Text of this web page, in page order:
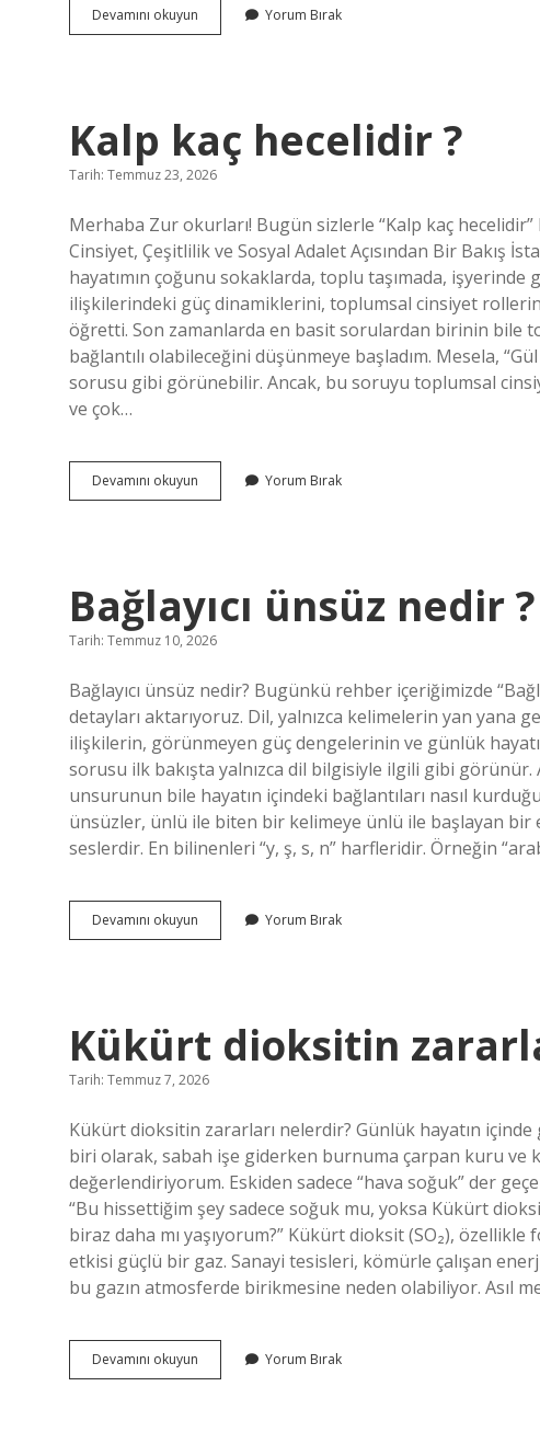
Devamını okuyun
soyu
Yorum Bırak
Kalp kaç hecelidir ?
Tarih: Temmuz 23, 2026
Merhaba Zur okurları! Bugün sizlerle “Kalp kaç
Cinsiyet, Çeşitlilik ve Sosyal Adalet Açısından Bir Bakış
hayatımın çoğunu sokaklarda, toplu taşımada,
ilişkilerindeki güç dinamiklerini, toplumsal cinsiyet
öğretti. Son zamanlarda en basit sorulardan birinin bile
bağlantılı olabileceğini düşünmeye başladım. Mesela,
sorusu gibi görünebilir. Ancak, bu soruyu toplumsal
ve çok…
Devamını okuyun
kaç
Yorum Bırak
Bağlayıcı ünsüz nedir ?
Tarih: Temmuz 10, 2026
Bağlayıcı ünsüz nedir? Bugünkü rehber içeriğimizde
detayları aktarıyoruz. Dil, yalnızca kelimelerin yan yana
ilişkilerin, görünmeyen güç dengelerinin ve günlük
sorusu ilk bakışta yalnızca dil bilgisiyle ilgili gibi görünür.
unsurunun bile hayatın içindeki bağlantıları nasıl
ünsüzler, ünlü ile biten bir kelimeye ünlü ile başlayan
seslerdir. En bilinenleri “y, ş, s, n” harfleridir. Örneğin
Devamını okuyun Bağlayıcı
ünsüz
Yorum Bırak
Kükürt dioksitin
Tarih: Temmuz 7, 2026
Kükürt dioksitin zararları nelerdir? Günlük hayatın
biri olarak, sabah işe giderken burnuma çarpan kuru ve
değerlendiriyorum. Eskiden sadece “hava soğuk” der
“Bu hissettiğim şey sadece soğuk mu, yoksa Kükürt
biraz daha mı yaşıyorum?” Kükürt dioksit (SO₂),
etkisi güçlü bir gaz. Sanayi tesisleri, kömürle çalışan
bu gazın atmosferde birikmesine neden olabiliyor. Asıl
Devamını okuyun
dioksitin
Yorum Bırak